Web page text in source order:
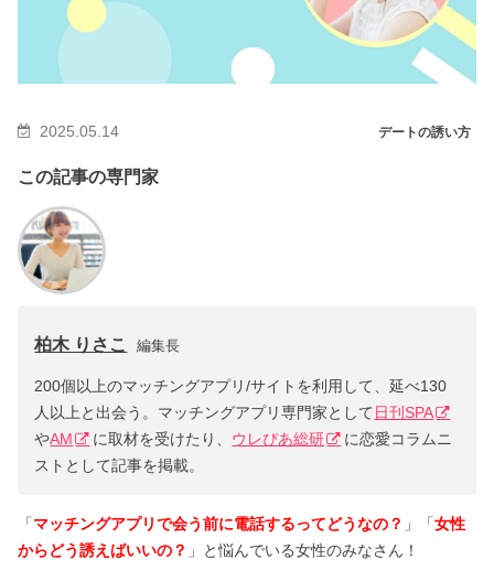
デートの誘い方
2025.05.14
この記事の専門家
柏木 りさこ 編集長
200個以上のマッチングアプリ/サイトを利用して、延べ130
人以上と出会う。マッチングアプリ専門家として 日刊SPA
やAM に取材を受けたり、 ウレぴあ総研
に恋愛コラムニ
ストとして記事を掲載。
「マッチングアプリで会う前に電話するってどうなの？ 」「女性
からどう誘えばいいの？ 」と悩んでいる女性のみなさん！